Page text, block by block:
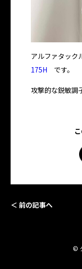
アルファタック
175H です。
攻撃的な鋭敏調
＜ 前の記事へ
©